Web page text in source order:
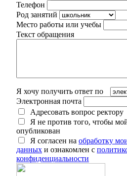
Телефон
Род занятий
Место работы или учебы
Текст обращения
Я хочу получить ответ по
Электронная почта
Адресовать вопрос ректору
Я не против того, чтобы
опубликован
Я согласен на обработку
данных и ознакомлен с
конфиденциальности